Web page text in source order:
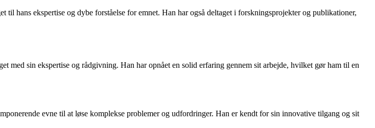
hans ekspertise og dybe forståelse for emnet. Han har også deltaget i forskningsprojekter og publikationer,
med sin ekspertise og rådgivning. Han har opnået en solid erfaring gennem sit arbejde, hvilket gør ham til en
evne til at løse komplekse problemer og udfordringer. Han er kendt for sin innovative tilgang og sit